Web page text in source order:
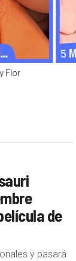
Flor
de
y pasará